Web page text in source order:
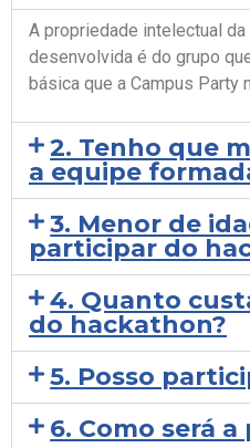
A propriedade intelectual
desenvolvida é do grupo
básica que a Campus Party
2. Tenho que
a equipe
3. Menor de
participar do
4. Quanto
do hackathon?
5. Posso
6. Como será